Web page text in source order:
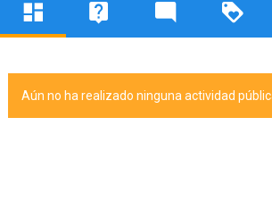
Aún no ha realizado ninguna actividad